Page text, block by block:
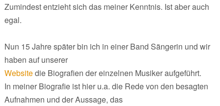
Zumindest entzieht sich das meiner Kenntnis. Ist aber auch
egal.
Nun 15 Jahre später bin ich in einer Band Sängerin und wir
haben auf unserer
Websitedie Biografien der einzelnen Musiker aufgeführt.
In meiner Biografie ist hier u.a. die Rede von den besagten
Aufnahmen und der Aussage, das